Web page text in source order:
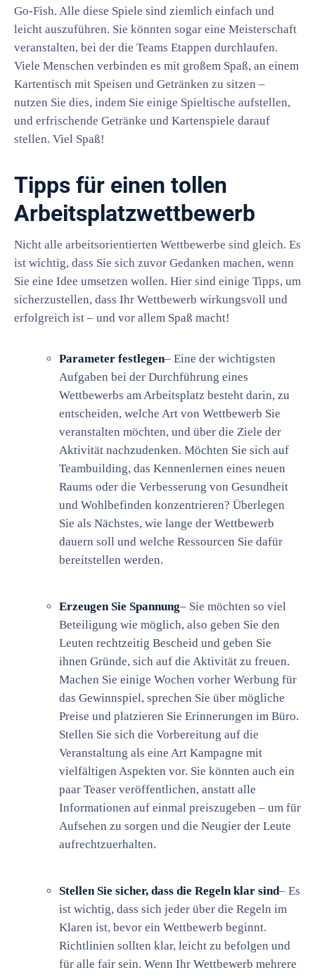
Go-Fish. Alle diese Spiele sind ziemlich einfach und
leicht auszuführen. Sie könnten sogar eine Meisterschaft
veranstalten, bei der die Teams Etappen durchlaufen.
Viele Menschen verbinden es mit großem Spaß, an einem
Kartentisch mit Speisen und Getränken zu sitzen –
nutzen Sie dies, indem Sie einige Spieltische aufstellen,
und erfrischende Getränke und Kartenspiele darauf
stellen. Viel Spaß!
Tipps für einen tollen
Arbeitsplatzwettbewerb
Nicht alle arbeitsorientierten Wettbewerbe sind gleich. Es
ist wichtig, dass Sie sich zuvor Gedanken machen, wenn
Sie eine Idee umsetzen wollen. Hier sind einige Tipps, um
sicherzustellen, dass Ihr Wettbewerb wirkungsvoll und
erfolgreich ist – und vor allem Spaß macht!
Parameter festlegen– Eine der wichtigsten
Aufgaben bei der Durchführung eines
Wettbewerbs am Arbeitsplatz besteht darin, zu
entscheiden, welche Art von Wettbewerb Sie
veranstalten möchten, und über die Ziele der
Aktivität nachzudenken. Möchten Sie sich auf
Teambuilding, das Kennenlernen eines neuen
Raums oder die Verbesserung von Gesundheit
und Wohlbefinden konzentrieren? Überlegen
Sie als Nächstes, wie lange der Wettbewerb
dauern soll und welche Ressourcen Sie dafür
bereitstellen werden.
Erzeugen Sie Spannung– Sie möchten so viel
Beteiligung wie möglich, also geben Sie den
Leuten rechtzeitig Bescheid und geben Sie
ihnen Gründe, sich auf die Aktivität zu freuen.
Machen Sie einige Wochen vorher Werbung für
das Gewinnspiel, sprechen Sie über mögliche
Preise und platzieren Sie Erinnerungen im Büro.
Stellen Sie sich die Vorbereitung auf die
Veranstaltung als eine Art Kampagne mit
vielfältigen Aspekten vor. Sie könnten auch ein
paar Teaser veröffentlichen, anstatt alle
Informationen auf einmal preiszugeben – um für
Aufsehen zu sorgen und die Neugier der Leute
aufrechtzuerhalten.
Stellen Sie sicher, dass die Regeln klar sind– Es
ist wichtig, dass sich jeder über die Regeln im
Klaren ist, bevor ein Wettbewerb beginnt.
Richtlinien sollten klar, leicht zu befolgen und
für alle fair sein. Wenn Ihr Wettbewerb mehrere